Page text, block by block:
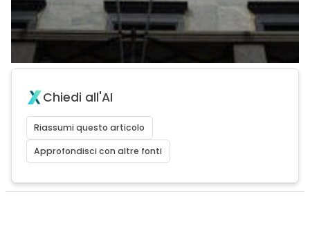
Chiedi all'AI
Riassumi questo articolo
Approfondisci con altre fonti